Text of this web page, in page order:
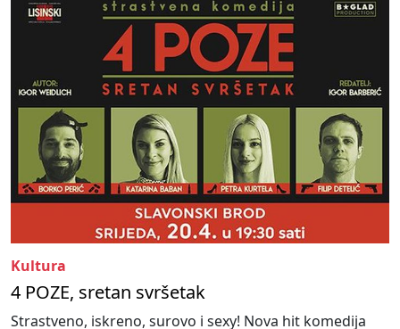
Kultura
4 POZE, sretan svršetak
Strastveno, iskreno, surovo i sexy! Nova hit komedija